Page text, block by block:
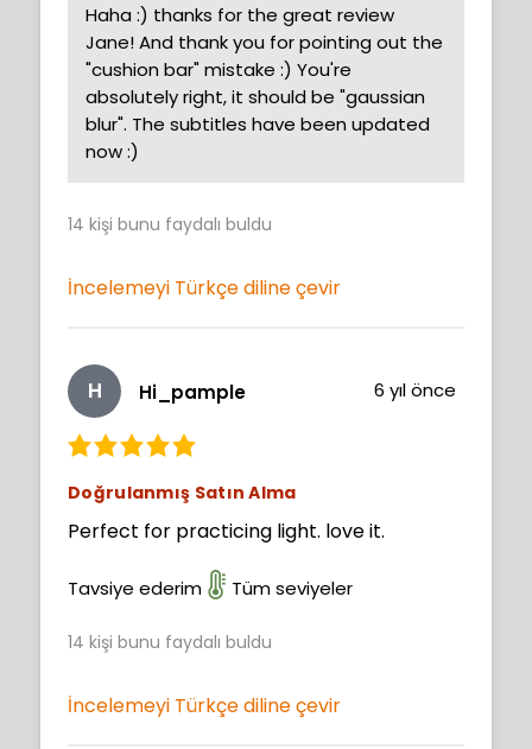
Haha :) thanks for the great review
Jane! And thank you for pointing out the
"cushion bar" mistake :) You're
absolutely right, it should be "gaussian
blur". The subtitles have been updated
now :)
14 kişi bunu faydalı buldu
İncelemeyi Türkçe diline çevir
H Hi_pample 6 yıl önce
Doğrulanmış Satın Alma
Perfect for practicing light. love it.
Tavsiye ederim Tüm seviyeler
14 kişi bunu faydalı buldu
İncelemeyi Türkçe diline çevir